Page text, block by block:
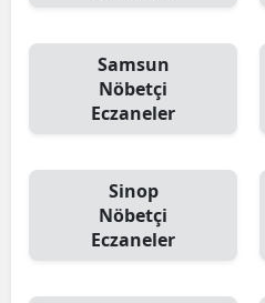
Samsun
Nöbetçi
Eczaneler
Sinop
Nöbetçi
Eczaneler